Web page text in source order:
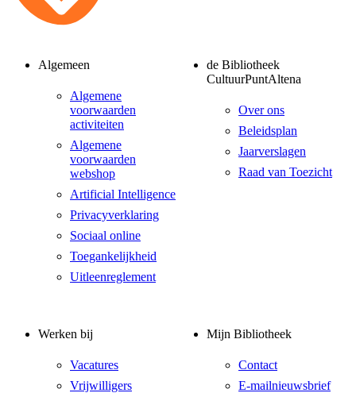
Algemeen
Algemene
voorwaarden
activiteiten
Algemene
voorwaarden
webshop
Artificial Intelligence
Privacyverklaring
Sociaal online
Toegankelijkheid
Uitleenreglement
de Bibliotheek
CultuurPuntAltena
Over ons
Beleidsplan
Jaarverslagen
Raad van Toezicht
Werken bij
Vacatures
Vrijwilligers
Mijn Bibliotheek
Contact
E-mailnieuwsbrief